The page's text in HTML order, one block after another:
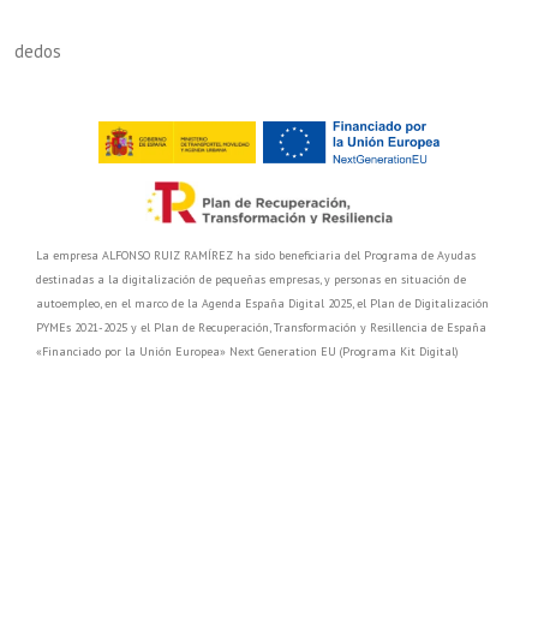
dedos
La empresa ALFONSO RUIZ RAMÍREZ ha sido beneficiaria del Programa de Ayudas
destinadas a la digitalización de pequeñas empresas, y personas en situación de
autoempleo, en el marco de la Agenda España Digital 2025, el Plan de Digitalización
PYMEs 2021-2025 y el Plan de Recuperación, Transformación y Resillencia de España
«Financiado por la Unión Europea» Next Generation EU (Programa Kit Digital)